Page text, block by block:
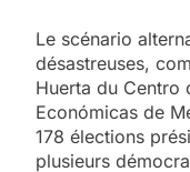
Le scénario
désastreuses,
Huerta du Centro
Económicas de
178 élections
plusieurs